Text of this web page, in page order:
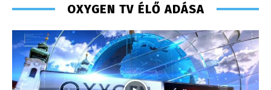
OXYGEN TV ÉLŐ ADÁSA